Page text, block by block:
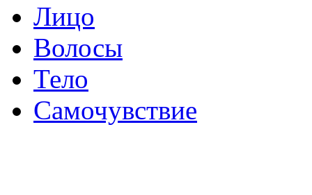
Лицо
Волосы
Тело
Самочувствие